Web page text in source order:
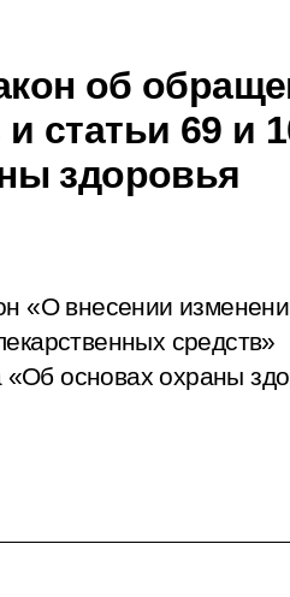
об
статьи 69 и
здоровья
«О внесении
средств»
«Об основах охраны